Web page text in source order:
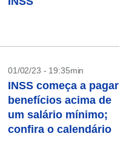
01/02/23 - 19:35min
INSS começa a pagar
benefícios acima de
um salário mínimo;
confira o calendário